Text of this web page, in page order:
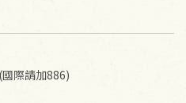
法寶故，里仁網購無法
抄稿寄還給消費者，因而
費者負擔。
(國際請加886)